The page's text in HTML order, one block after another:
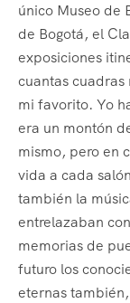
único Museo de
de Bogotá, el
exposiciones
cuantas cuadras
mi favorito. Yo
era un montón
mismo, pero en
vida a cada
también la
entrelazaban
memorias de
futuro los
eternas